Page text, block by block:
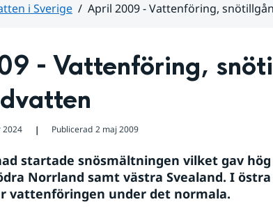
i Sverige
April 2009 - Vattenföring,
- Vattenföring,
2024 ❘ Publicerad 2 maj 2009
startade snösmältningen vilket gav hög
Norrland samt västra Svealand. I östra
vattenföringen under det normala.